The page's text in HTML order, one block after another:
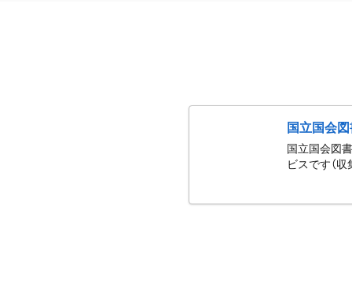
国立国会
国立国会図
ビスです（